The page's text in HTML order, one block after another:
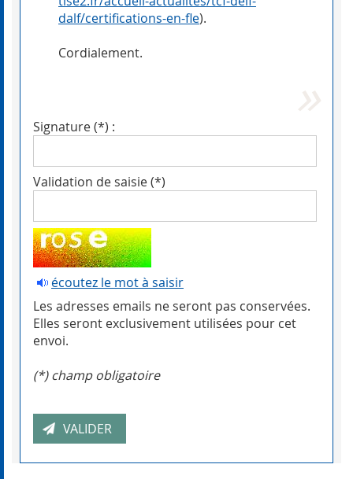
dalf/certifications-en-fle).
Cordialement.
Signature (*) :
Validation de saisie (*)
écoutez le mot à saisir
Les adresses emails ne seront pas conservées.
Elles seront exclusivement utilisées pour cet
envoi.
(*) champ obligatoire